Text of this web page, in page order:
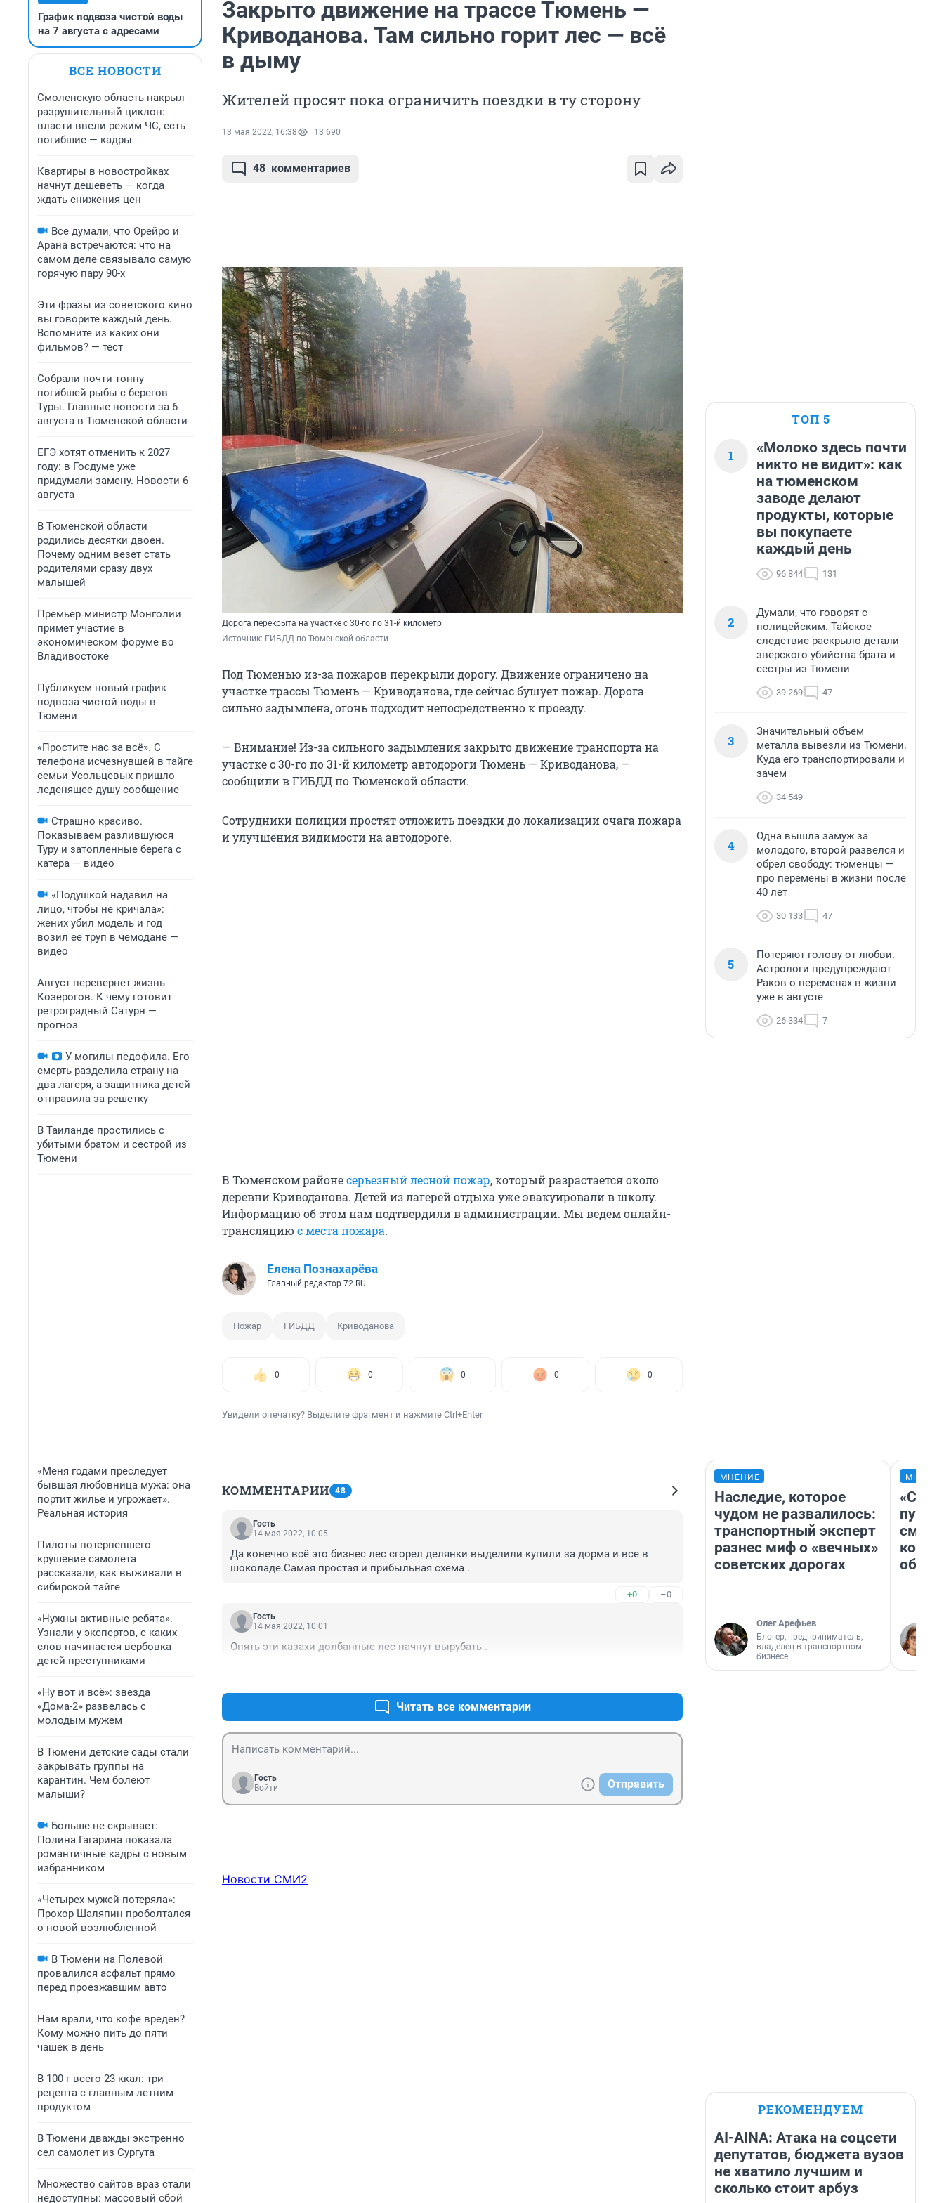
График подвоза чистой воды
на 7 августа с адресами
ВСЕ НОВОСТИ
Смоленскую область накрыл
разрушительный циклон:
власти ввели режим ЧС, есть
погибшие — кадры
Квартиры в новостройках
начнут дешеветь — когда
ждать снижения цен
Все думали, что Орейро и
Арана встречаются: что на
самом деле связывало самую
горячую пару 90-х
Эти фразы из советского кино
вы говорите каждый день.
Вспомните из каких они
фильмов? — тест
Собрали почти тонну
погибшей рыбы с берегов
Туры. Главные новости за 6
августа в Тюменской области
ЕГЭ хотят отменить к 2027
году: в Госдуме уже
придумали замену. Новости 6
августа
В Тюменской области
родились десятки двоен.
Почему одним везет стать
родителями сразу двух
малышей
Премьер‑министр Монголии
примет участие в
экономическом форуме во
Владивостоке
Публикуем новый график
подвоза чистой воды в
Тюмени
«Простите нас за всё». С
телефона исчезнувшей в тайге
семьи Усольцевых пришло
леденящее душу сообщение
Страшно красиво.
Показываем разлившуюся
Туру и затопленные берега с
катера — видео
«Подушкой надавил на
лицо, чтобы не кричала»:
жених убил модель и год
возил ее труп в чемодане —
видео
Август перевернет жизнь
Козерогов. К чему готовит
ретроградный Сатурн —
прогноз
У могилы педофила. Его
смерть разделила страну на
два лагеря, а защитника детей
отправила за решетку
В Таиланде простились с
убитыми братом и сестрой из
Тюмени
«Меня годами преследует
бывшая любовница мужа: она
портит жилье и угрожает».
Реальная история
Пилоты потерпевшего
крушение самолета
рассказали, как выживали в
сибирской тайге
«Нужны активные ребята».
Узнали у экспертов, с каких
слов начинается вербовка
детей преступниками
«Ну вот и всё»: звезда
«Дома-2» развелась с
молодым мужем
В Тюмени детские сады стали
закрывать группы на
карантин. Чем болеют
малыши?
Больше не скрывает:
Полина Гагарина показала
романтичные кадры с новым
избранником
«Четырех мужей потеряла»:
Прохор Шаляпин проболтался
о новой возлюбленной
В Тюмени на Полевой
провалился асфальт прямо
перед проезжавшим авто
Нам врали, что кофе вреден?
Кому можно пить до пяти
чашек в день
В 100 г всего 23 ккал: три
рецепта с главным летним
продуктом
В Тюмени дважды экстренно
сел самолет из Сургута
Множество сайтов враз стали
недоступны: массовый сбой
Закрыто движение на трассе Тюмень —
Криводанова. Там сильно горит лес — всё
в дыму
Жителей просят пока ограничить поездки в ту сторону
13 мая 2022, 16:38 13 690
48 комментариев
Дорога перекрыта на участке с 30-го по 31-й километр
Источник: ГИБДД по Тюменской области
Под Тюменью из-за пожаров перекрыли дорогу. Движение ограничено на
участке трассы Тюмень — Криводанова, где сейчас бушует пожар. Дорога
сильно задымлена, огонь подходит непосредственно к проезду.
— Внимание! Из-за сильного задымления закрыто движение транспорта на
участке с 30-го по 31-й километр автодороги Тюмень — Криводанова, —
сообщили в ГИБДД по Тюменской области.
Сотрудники полиции простят отложить поездки до локализации очага пожара
и улучшения видимости на автодороге.
В Тюменском районесерьезный лесной пожар, который разрастается около
деревни Криводанова. Детей из лагерей отдыха уже эвакуировали в школу.
Информацию об этом нам подтвердили в администрации. Мы ведем онлайн-
трансляцию с места пожара.
Елена Познахарёва
Главный редактор 72.RU
Пожар ГИБДД Криводанова
0 0 0 0 0
Увидели опечатку? Выделите фрагмент и нажмите Ctrl+Enter
КОММЕНТАРИИ 48
Гость
14 мая 2022, 10:05
Да конечно всё это бизнес лес сгорел делянки выделили купили за дорма и все в
шоколаде.Самая простая и прибыльная схема .
+0 –0
Гость
14 мая 2022, 10:01
Опять эти казахи долбанные лес начнут вырубать .
Читать все комментарии
Гость
Войти
Отправить
Новости СМИ2
ТОП 5
1
«Молоко здесь почти
никто не видит»: как
на тюменском
заводе делают
продукты, которые
вы покупаете
каждый день
96 844 131
2
Думали, что говорят с
полицейским. Тайское
следствие раскрыло детали
зверского убийства брата и
сестры из Тюмени
39 269 47
3
Значительный объем
металла вывезли из Тюмени.
Куда его транспортировали и
зачем
34 549
4
Одна вышла замуж за
молодого, второй развелся и
обрел свободу: тюменцы —
про перемены в жизни после
40 лет
30 133 47
5
Потеряют голову от любви.
Астрологи предупреждают
Раков о переменах в жизни
уже в августе
26 334 7
МНЕНИЕ
Наследие, которое
чудом не развалилось:
транспортный эксперт
разнес миф о «вечных»
советских дорогах
Олег Арефьев
Блогер, предприниматель,
владелец в транспортном
бизнесе
РЕКОМЕНДУЕМ
AI-AINA: Атака на соцсети
депутатов, бюджета вузов
не хватило лучшим и
сколько стоит арбуз